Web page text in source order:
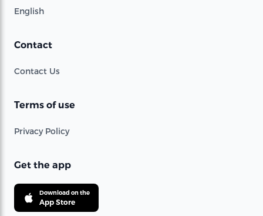
English
Contact
Contact Us
Terms of use
Privacy Policy
Get the app
Download on the
App Store